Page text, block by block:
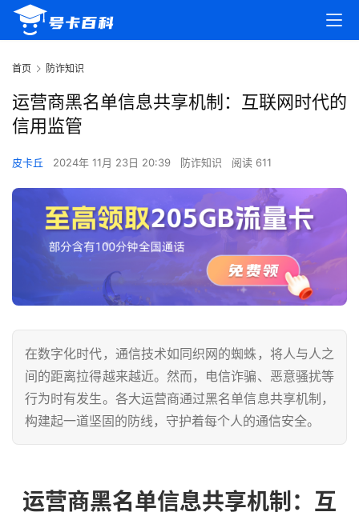
首页 防诈知识
运营商黑名单信息共享机制：互联网时代的
信用监管
皮卡丘 2024年 11月 23日 20:39 防诈知识 阅读 611
在数字化时代，通信技术如同织网的蜘蛛，将人与人之
间的距离拉得越来越近。然而，电信诈骗、恶意骚扰等
行为时有发生。各大运营商通过黑名单信息共享机制，
构建起一道坚固的防线，守护着每个人的通信安全。
运营商黑名单信息共享机制：互